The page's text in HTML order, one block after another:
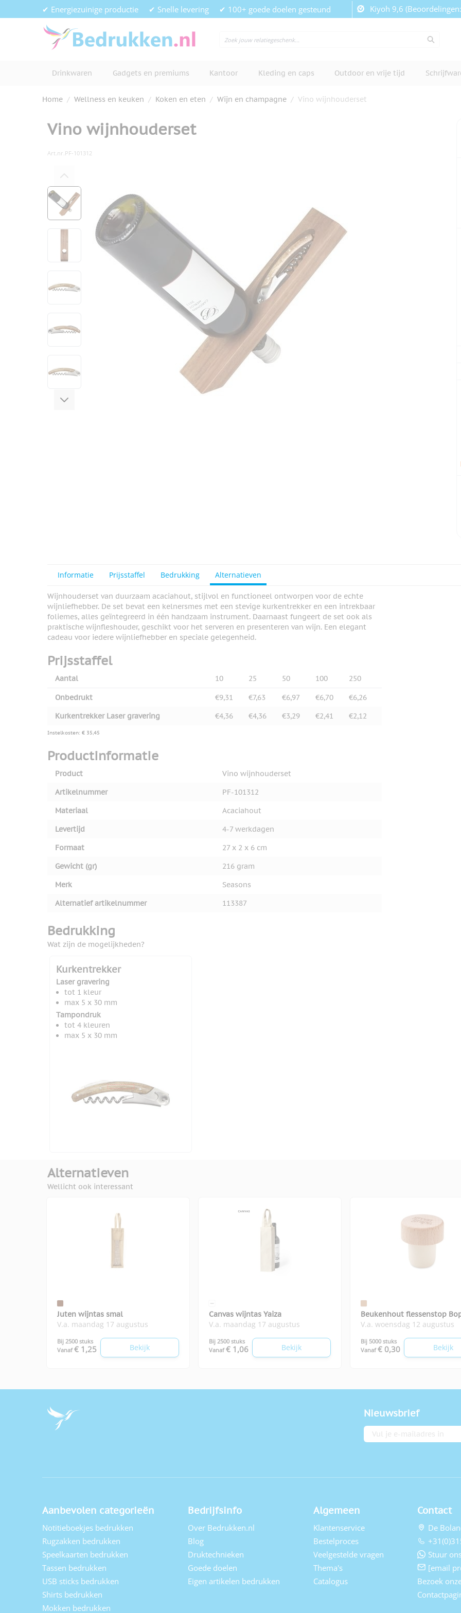
Ga naar de inhoud✔ Energiezuinige productie ✔ Snelle levering ✔ 100+ goede doelen gesteund Kiyoh 9,6
Drinkwaren Gadgets en premiums Kantoor Kleding en caps Outdoor en vrije tijd
Home / Wellness en keuken / Koken en eten / Wijn en champagne / Vino wijnhouderset
Vino wijnhouderset
Art.nr.PF-101312
View larger image
View larger image
View larger image
View larger image
Informatie Prijsstaffel Bedrukking Alternatieven
Wijnhouderset van duurzaam acaciahout, stijlvol en functioneel ontworpen voor de echte
wijnliefhebber. De set bevat een kelnersmes met een stevige kurkentrekker en een intrekbaar
foliemes, alles geïntegreerd in één handzaam instrument. Daarnaast fungeert de set ook als
praktische wijnfleshouder, geschikt voor het serveren en presenteren van wijn. Een elegant
cadeau voor iedere wijnliefhebber en speciale gelegenheid.
Prijsstaffel
Aantal 10 25 50 100 250
Onbedrukt €9,31 €7,63 €6,97 €6,70
€6,26
Kurkentrekker Laser gravering
€4,36 €4,36 €3,29 €2,41 €2,12
Instelkosten: € 35,45
Productinformatie
Product
Vino wijnhouderset
Artikelnummer
PF-101312
Materiaal
Acaciahout
Levertijd
4-7 werkdagen
Formaat
27 x 2 x 6 cm
Gewicht (gr)
216 gram
Merk
Seasons
Alternatief artikelnummer
113387
Bedrukking
Wat zijn de mogelijkheden?
Kurkentrekker
Laser gravering
tot 1 kleur
max 5 x 30 mm
Tampondruk
tot 4 kleuren
max 5 x 30 mm
Alternatieven
Wellicht ook interessant
Juten wijntas smal
V.a. maandag 17 augustus
Bij 2500 stuks
Vanaf € 1,25 Bekijk
Canvas wijntas Yaiza
V.a. maandag 17 augustus
Bij 2500 stuks
Vanaf € 1,06 Bekijk
Beukenhout flessenstop
V.a. woensdag 12 augustus
Bij 5000 stuks
Vanaf € 0,30 Bekijk
Nieuwsbrief
E-mailadres
Aanbevolen categorieën
Notitieboekjes bedrukken
Rugzakken bedrukken
Speelkaarten bedrukken
Tassen bedrukken
USB sticks bedrukken
Shirts bedrukken
Mokken bedrukken
Bedrijfsinfo
Over Bedrukken.nl
Blog
Druktechnieken
Goede doelen
Eigen artikelen bedrukken
Algemeen
Klantenservice
Bestelproces
Veelgestelde vragen
Thema's
Catalogus
Contact
De
Stuur
[email
Bezoek